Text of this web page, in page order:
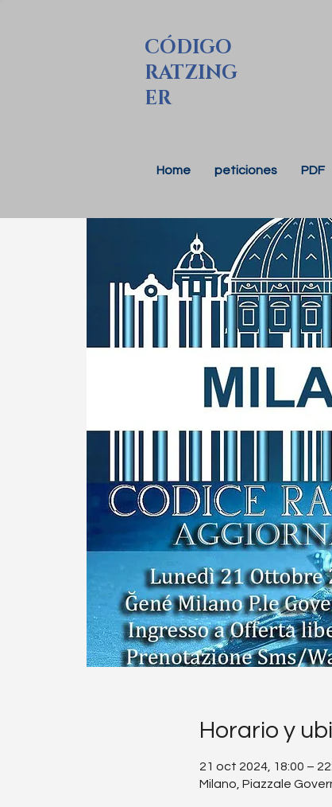
CÓDIGO
RATZING
ER
Home peticiones PDF
Horario y
21 oct 2024, 18:00 –
Milano, Piazzale